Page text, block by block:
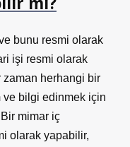
bunu resmi olarak
işi resmi olarak
herhangi bir
bilgi edinmek için
mimar iç
olarak yapabilir,